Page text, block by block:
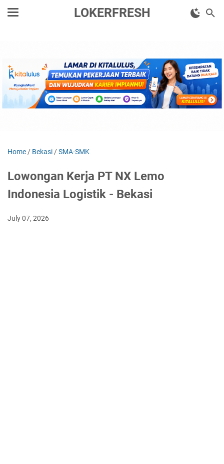
LOKERFRESH
Home / Bekasi /SMA-SMK
Lowongan Kerja PT NX Lemo
Indonesia Logistik - Bekasi
July 07, 2026